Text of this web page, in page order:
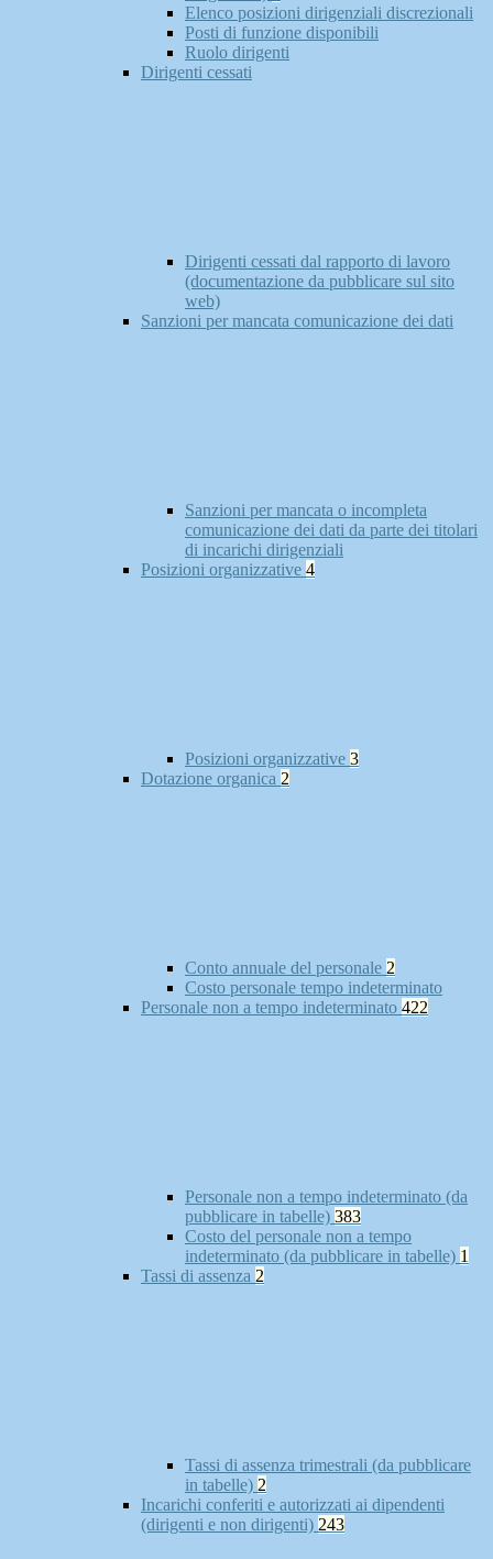
Elenco posizioni dirigenziali discrezionali
Posti di funzione disponibili
Ruolo dirigenti
Dirigenti cessati
Dirigenti cessati dal rapporto di lavoro
(documentazione da pubblicare sul sito
web)
Sanzioni per mancata comunicazione dei dati
Sanzioni per mancata o incompleta
comunicazione dei dati da parte dei titolari
di incarichi dirigenziali
Posizioni organizzative 4
Posizioni organizzative 3
Dotazione organica 2
Conto annuale del personale 2
Costo personale tempo indeterminato
Personale non a tempo indeterminato 422
Personale non a tempo indeterminato (da
pubblicare in tabelle) 383
Costo del personale non a tempo
indeterminato (da pubblicare in tabelle) 1
Tassi di assenza 2
Tassi di assenza trimestrali (da pubblicare
in tabelle) 2
Incarichi conferiti e autorizzati ai dipendenti
(dirigenti e non dirigenti) 243